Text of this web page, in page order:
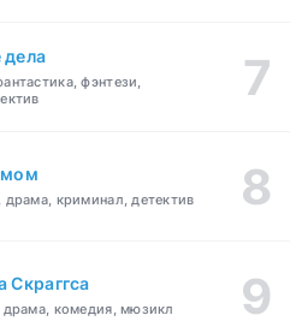
дела
фэнтези,
криминал, детектив
Скраггса
комедия, мюзикл